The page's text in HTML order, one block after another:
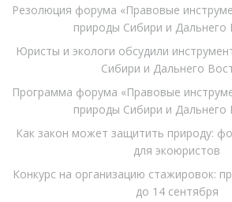
Резолюция форума «Правовые
природы Сибири и Дальнего
Юристы и экологи обсудили
Сибири и Дальнего
Программа форума «Правовые
природы Сибири и Дальнего
Как закон может защитить природу:
для экоюристов
Конкурс на организацию стажировок:
до 14 сентября